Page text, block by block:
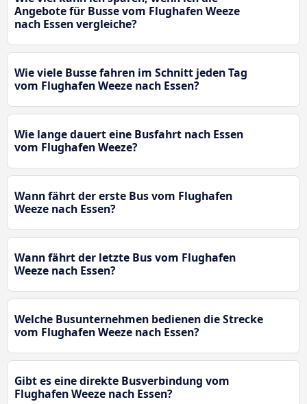
Angebote für Busse vom Flughafen Weeze
nach Essen vergleiche?
Wie viele Busse fahren im Schnitt jeden Tag
vom Flughafen Weeze nach Essen?
Wie lange dauert eine Busfahrt nach Essen
vom Flughafen Weeze?
Wann fährt der erste Bus vom Flughafen
Weeze nach Essen?
Wann fährt der letzte Bus vom Flughafen
Weeze nach Essen?
Welche Busunternehmen bedienen die Strecke
vom Flughafen Weeze nach Essen?
Gibt es eine direkte Busverbindung vom
Flughafen Weeze nach Essen?